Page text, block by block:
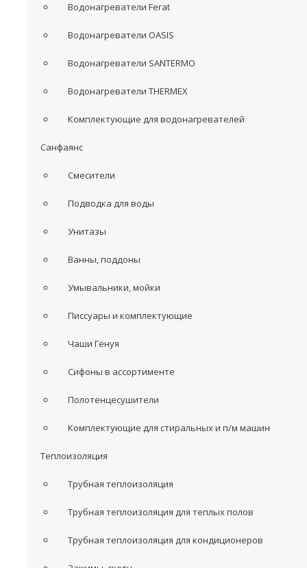
Водонагреватели Ferat
Водонагреватели OASIS
Водонагреватели SANTERMO
Водонагреватели THERMEX
Комплектующие для водонагревателей
Санфаянс
Смесители
Подводка для воды
Унитазы
Ванны, поддоны
Умывальники, мойки
Писсуары и комплектующие
Чаши Генуя
Сифоны в ассортименте
Полотенцесушители
Комплектующие для стиральных и п/м машин
Теплоизоляция
Трубная теплоизоляция
Трубная теплоизоляция для теплых полов
Трубная теплоизоляция для кондиционеров